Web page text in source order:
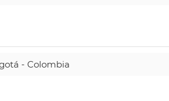
- Colombia